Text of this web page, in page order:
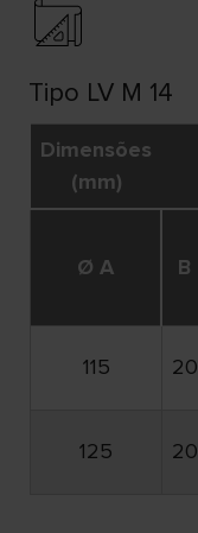
Tipo LV M 14
Dimensões
(mm)
Ø A B
115 20
125 20